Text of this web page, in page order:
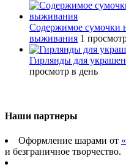
Содержимое сумочки
выживания 1
Гирлянды для
просмотр в день
Наши партнеры
Оформление шарами от
и безграничное творчество.